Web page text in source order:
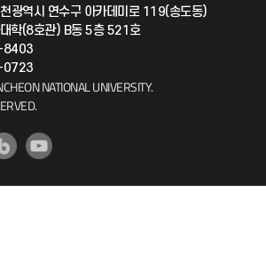
광역시 연수구 아카데미로 119(송도동)
학(8호관) B동 5층 521호
8403
0723
NATIONAL UNIVERSITY.